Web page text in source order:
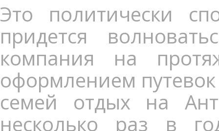
Это политически
придется
компания на
оформлением
семей отдых на
несколько раз в